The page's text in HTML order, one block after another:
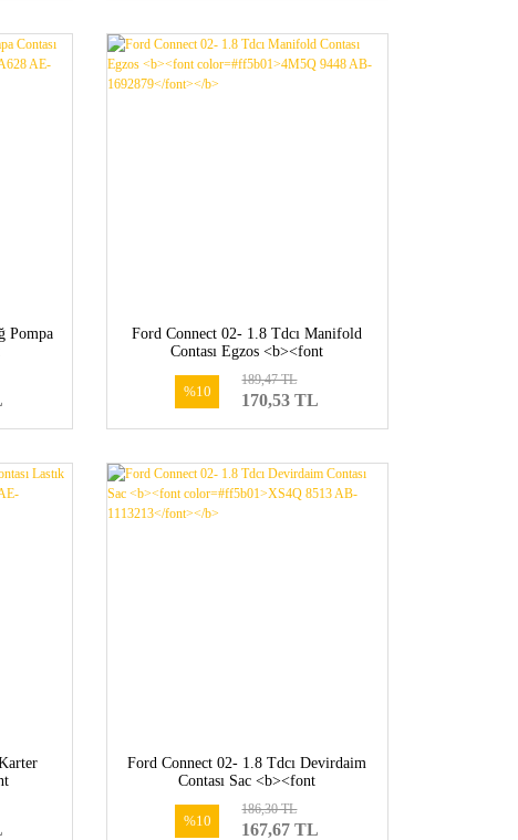
Pompa
Ford Connect 02- 1.8 Tdcı Manifold
Contası Egzos <b><font
1692879</font></b>
%10 170,53 TL
189,47 TL
Ford Connect 02- 1.8 Tdcı Devirdaim
Contası Sac <b><font
1113213</font></b>
%10 167,67 TL
186,30 TL